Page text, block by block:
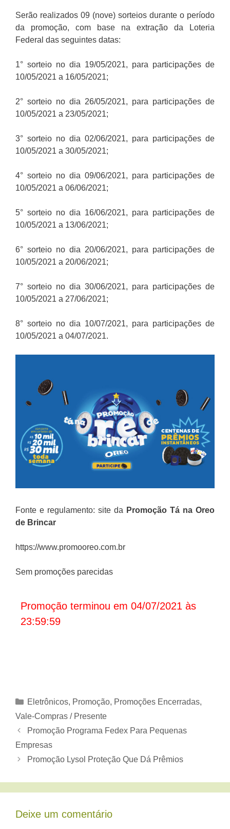
Serão realizados 09 (nove) sorteios durante o período
da promoção, com base na extração da Loteria
Federal das seguintes datas:
1° sorteio no dia 19/05/2021, para participações de
10/05/2021 a 16/05/2021;
2° sorteio no dia 26/05/2021, para participações de
10/05/2021 a 23/05/2021;
3° sorteio no dia 02/06/2021, para participações de
10/05/2021 a 30/05/2021;
4° sorteio no dia 09/06/2021, para participações de
10/05/2021 a 06/06/2021;
5° sorteio no dia 16/06/2021, para participações de
10/05/2021 a 13/06/2021;
6° sorteio no dia 20/06/2021, para participações de
10/05/2021 a 20/06/2021;
7° sorteio no dia 30/06/2021, para participações de
10/05/2021 a 27/06/2021;
8° sorteio no dia 10/07/2021, para participações de
10/05/2021 a 04/07/2021.
Fonte e regulamento: site da Promoção Tá na Oreo
de Brincar
https://www.promooreo.com.br
Sem promoções parecidas
Promoção terminou em 04/07/2021 às
23:59:59
Categorias
Eletrônicos, Promoção, Promoções Encerradas,
Vale-Compras / Presente
Promoção Programa Fedex Para Pequenas
Empresas
Promoção Lysol Proteção Que Dá Prêmios
Deixe um comentário